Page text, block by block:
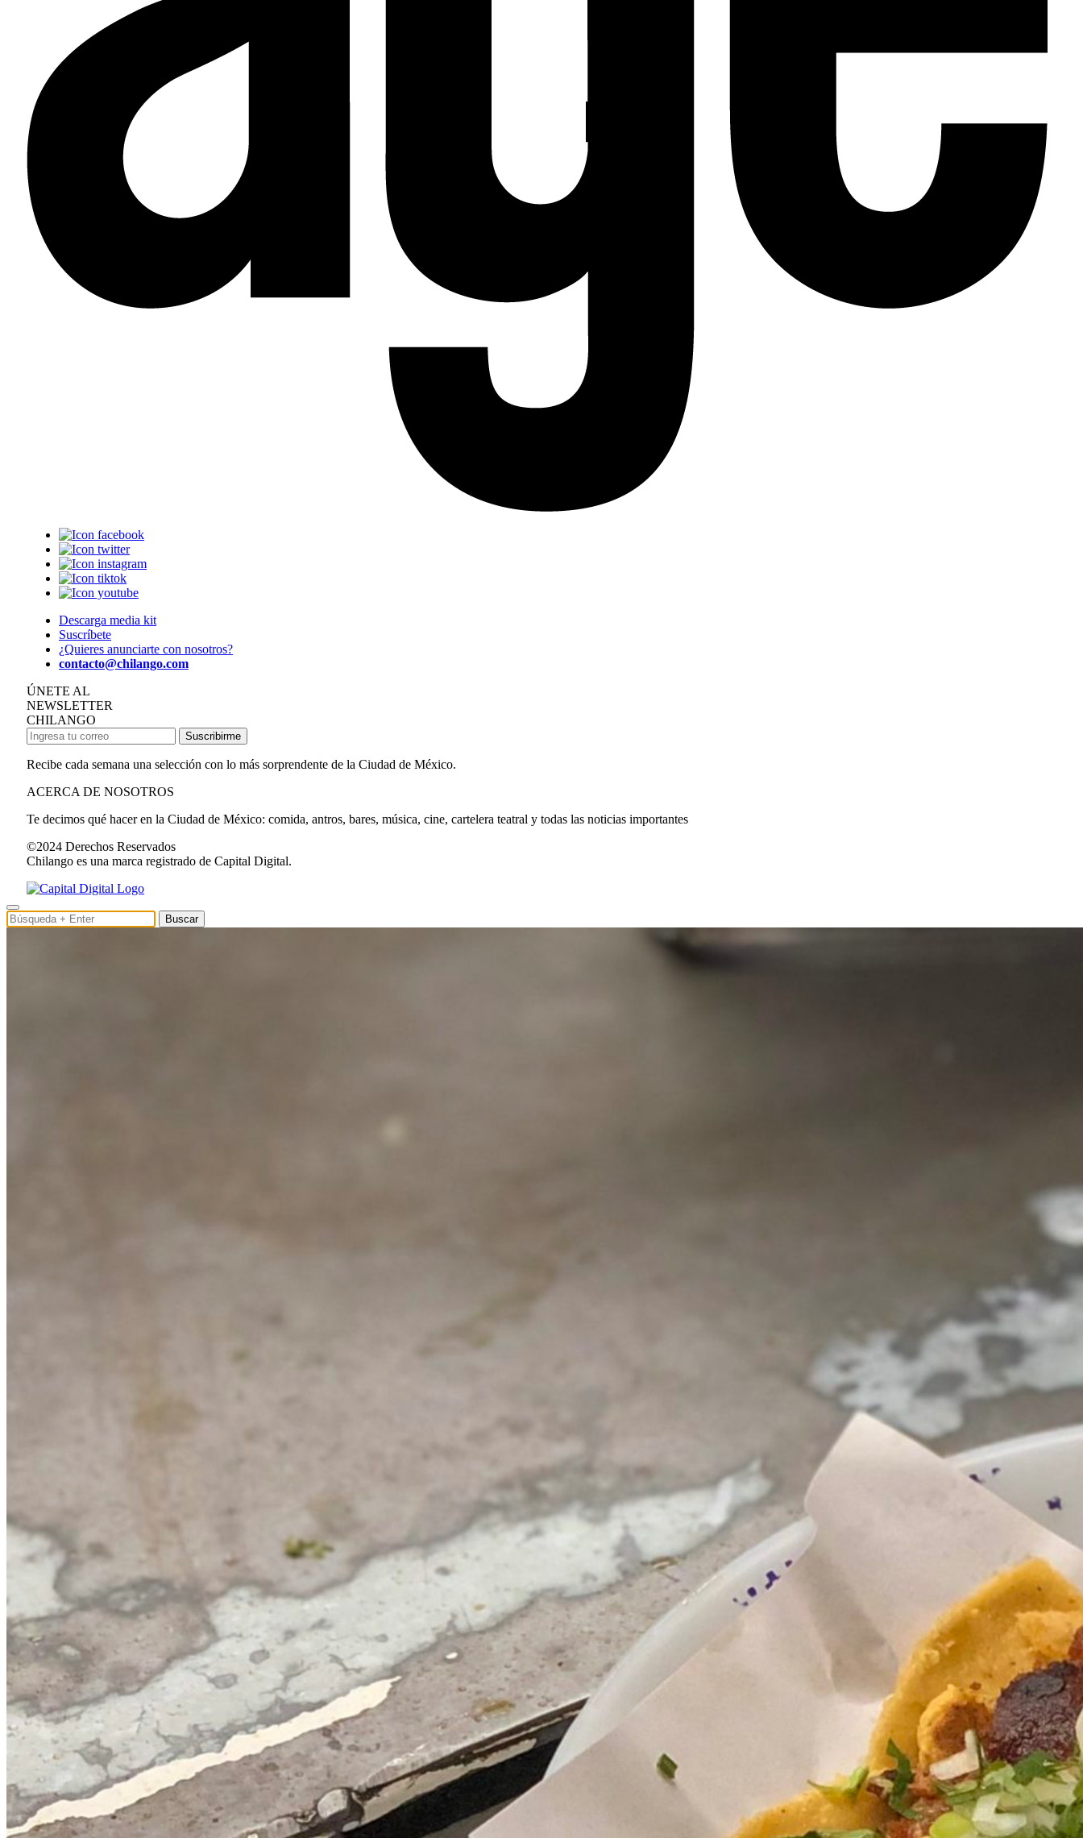
Descarga media kit
Suscríbete
¿Quieres anunciarte con nosotros?
contacto@chilango.com
ÚNETE AL
NEWSLETTER
CHILANGO
Suscribirme
Recibe cada semana una selección con lo más sorprendente de la Ciudad de México.
ACERCA DE NOSOTROS
Te decimos qué hacer en la Ciudad de México: comida, antros, bares, música, cine, cartelera teatral y todas las noticias importantes
©2024 Derechos Reservados
Chilango es una marca registrado de Capital Digital.
Buscar